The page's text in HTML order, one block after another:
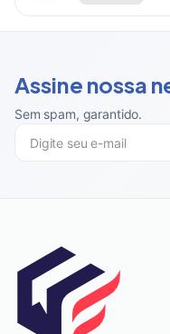
Assine nossa
Sem spam, garantido.